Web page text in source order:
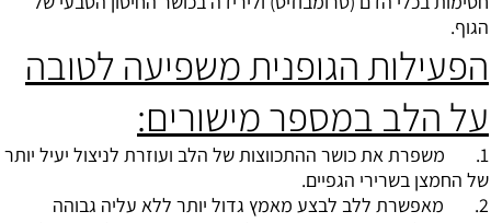
הגוף.
הפעילות הגופנית משפיעה לטובה
על הלב במספר מישורים:
1. משפרת את כושר ההתכווצות של הלב ועוזרת לניצול יעיל יותר
של החמצן בשרירי הגפיים.
2. מאפשרת ללב לבצע מאמץ גדול יותר ללא עליה גבוהה